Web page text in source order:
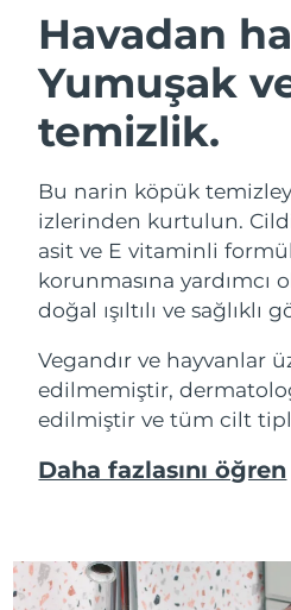
Havadan
Yumuşak
temizlik.
Bu narin köpük
izlerinden kurtulun.
asit ve E vitaminli
korunmasına yardımcı
doğal ışıltılı ve sağlıklı
Vegandır ve hayvanlar
edilmemiştir,
edilmiştir ve tüm cilt
Daha fazlasını öğren